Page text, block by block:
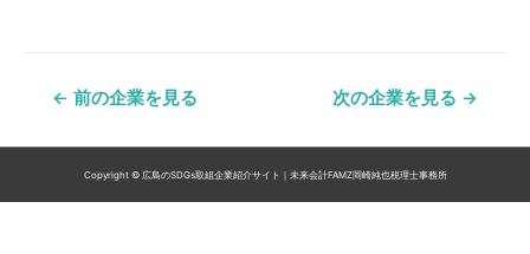
ビ
← 前の企業を見る 次の企業を見る →
Copyright © 広島のSDGs取組企業紹介サイト｜未来会計FAMZ岡崎純也税理士事務所